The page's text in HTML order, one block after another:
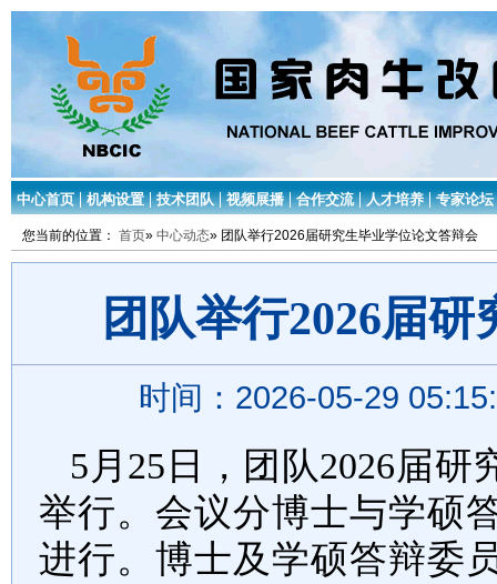
中心首页 机构设置 技术团队 视频展播 合作交流 人才培养 专家论坛
您当前的位置： 首页» 中心动态» 团队举行2026届研究生毕业学位论文答辩会
团队举行2026届
时间：2026-05-29
5 月 25 日，团队2026届研
举行。会议分博士与学硕
进行。博士及学硕答辩委